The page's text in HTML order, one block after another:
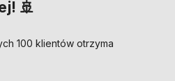
🚢
100 klientów otrzyma